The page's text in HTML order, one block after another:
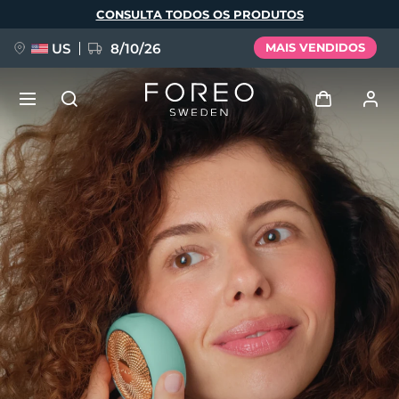
principal
CONSULTA TODOS OS PRODUTOS
US 8/10/26 MAIS VENDIDOS
Entrar
Perfil de usuário
Meus aparelhos
Meus pedidos
Meus endereços
As minhas subscrições
NOVIDADE
FAQ™ Pure Beauty-Tech Elixir
BREAKING NEWS
issa™ Teeth Whitening Set
Idioma
English Deutsch
Español
Français
Italiano
Português
Polski
Svenska
Русский
Türkçe
简体中文 繁體中文